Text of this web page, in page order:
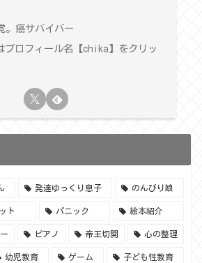
。癌サバイバー
プロフィール名【chika】をクリッ
発達ゆっくり息子 のんびり娘
ト パニック 絵本紹介
ピアノ 帝王切開 心の整理
幼児教育 ゲーム 子ども性教育